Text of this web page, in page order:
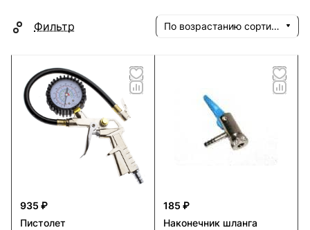
Фильтр По возрастанию сортировки
935 ₽
Пистолет
185 ₽
Наконечник шланга